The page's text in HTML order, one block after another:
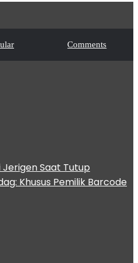
Comments
Jerigen Saat Tutup
Khusus Pemilik Barcode